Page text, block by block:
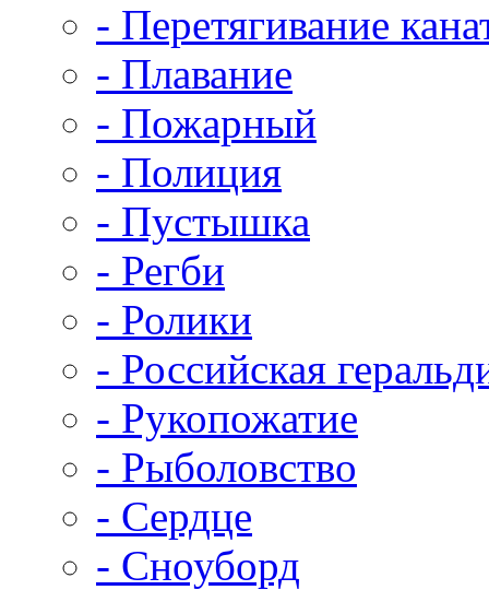
- Перетягивание
- Плавание
- Пожарный
- Полиция
- Пустышка
- Регби
- Ролики
- Российская
- Рукопожатие
- Рыболовство
- Сердце
- Сноуборд